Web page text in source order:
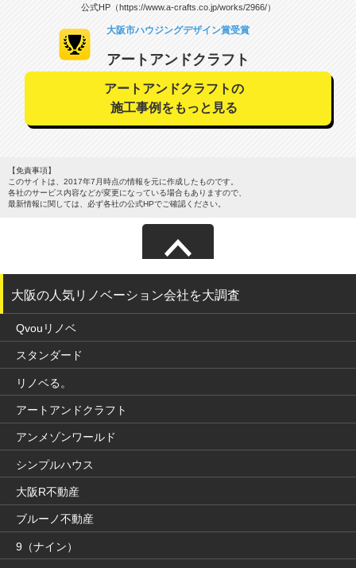
公式HP（https://www.a-crafts.co.jp/works/2966/）
大阪市ハウジングデザイン賞受賞
アートアンドクラフト
アートアンドクラフトの
施工事例をもっと見る
【免責事項】
このサイトは、2017年7月時点の情報を元に作成したものです。
各社のサービス内容などが変更になっている場合もありますので、
最新情報に関しては、必ず各社の公式HPでご確認ください。
大阪の人気リノベーション会社を大調査
Qvouリノベ
スタンダード
リノベる。
アートアンドクラフト
アンメゾンワールド
シンプルハウス
大阪R不動産
ブルーノ不動産
9（ナイン）